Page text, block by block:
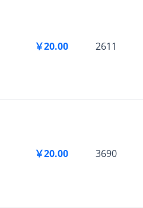
￥20.00 2611
￥20.00 3690